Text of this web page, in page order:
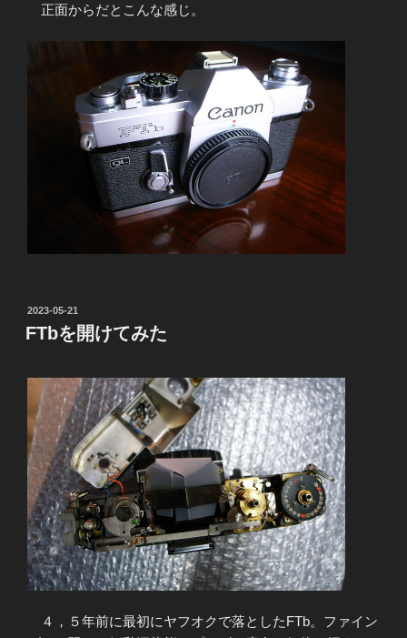
正面からだとこんな感じ。
投
稿
日:
2023-05-21
FTbを開けてみた
４，５年前に最初にヤフオクで落としたFTb。ファイン